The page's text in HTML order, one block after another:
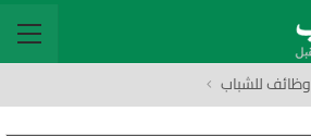
وظائف للشباب